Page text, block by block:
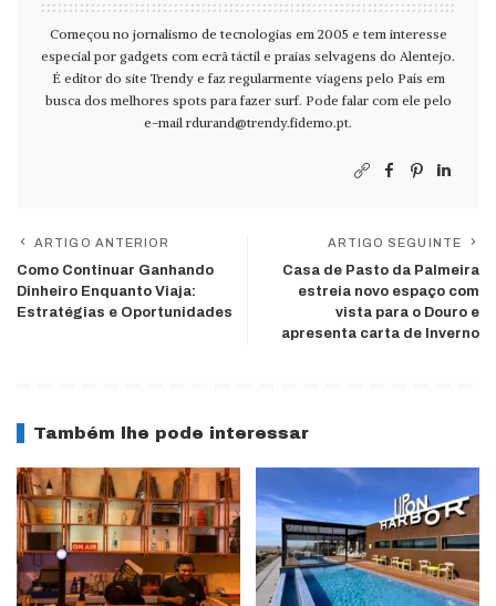
Começou no jornalismo de tecnologias em 2005 e tem interesse
especial por gadgets com ecrã táctil e praias selvagens do Alentejo.
É editor do site Trendy e faz regularmente viagens pelo País em
busca dos melhores spots para fazer surf. Pode falar com ele pelo
e-mail rdurand@trendy.fidemo.pt.
ARTIGO ANTERIOR
Como Continuar Ganhando
Dinheiro Enquanto Viaja:
Estratégias e Oportunidades
ARTIGO SEGUINTE
Casa de Pasto da Palmeira
estreia novo espaço com
vista para o Douro e
apresenta carta de Inverno
Também lhe pode interessar